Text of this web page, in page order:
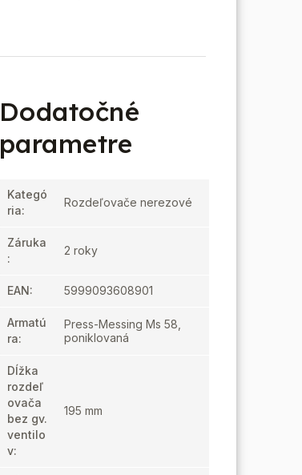
Dodatočné
parametre
Kategó
ria:
Rozdeľovače nerezové
Záruka
:
2 roky
EAN: 5999093608901
Armatú
ra:
Press-Messing Ms 58,
poniklovaná
Dĺžka
rozdeľ
ovača
bez gv.
ventilo
v:
195 mm